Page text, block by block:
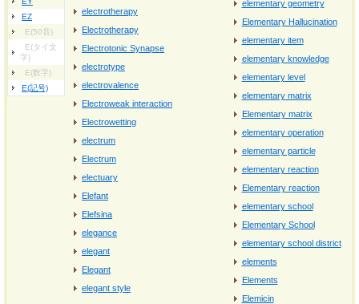
EZ
E(50音)
E(タイ文
字)
E(数字)
E(記号)
electrotherapy
Electrotherapy
Electrotonic Synapse
electrotype
electrovalence
Electroweak interaction
Electrowetting
electrum
Electrum
electuary
Elefant
Elefsina
elegance
elegant
Elegant
elegant style
elementary geometry
Elementary Hallucination
elementary item
elementary knowledge
elementary level
elementary matrix
Elementary matrix
elementary operation
elementary particle
elementary reaction
Elementary reaction
elementary school
Elementary School
elementary school district
elements
Elements
Elemicin